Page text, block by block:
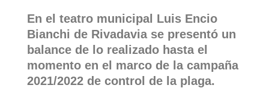
En el teatro municipal Luis Encio
Bianchi de Rivadavia se presentó un
balance de lo realizado hasta el
momento en el marco de la campaña
2021/2022 de control de la plaga.